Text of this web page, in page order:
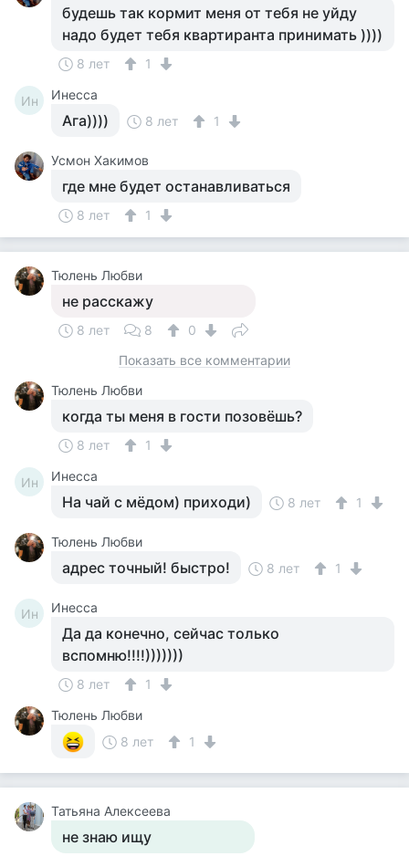
будешь так кормит меня от тебя не уйду
надо будет тебя квартиранта принимать ))))
8 лет 1
Ин Инесса
Ага)))) 8 лет 1
Усмон Хакимов
где мне будет останавливаться
8 лет 1
Тюлень Любви
не расскажу
8 лет 8
0
Показать все комментарии
Тюлень Любви
когда ты меня в гости позовёшь?
8 лет 1
Ин Инесса
На чай с мёдом) приходи) 8 лет 1
Тюлень Любви
адрес точный! быстро! 8 лет 1
Ин Инесса
Да да конечно, сейчас только
вспомню!!!!)))))))
8 лет
1
Тюлень Любви
8 лет
1
Татьяна Алексеева
не знаю ищу